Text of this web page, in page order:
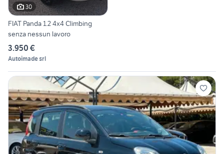
30
FIAT Panda 1.2 4x4 Climbing
senza nessun lavoro
3.950 €
Autoimade srl